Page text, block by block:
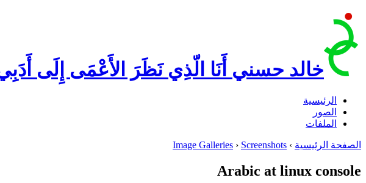
خالد حسني أَنَا الّذِي نَظَرَ الأَعْمَى إِلَى
الرئيسية
الصور
الملفات
الصفحة الرئيسية ›
Image Galleries › Screenshots
Arabic at linux console